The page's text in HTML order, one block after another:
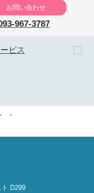
お問い合わせ
967-3787
D299